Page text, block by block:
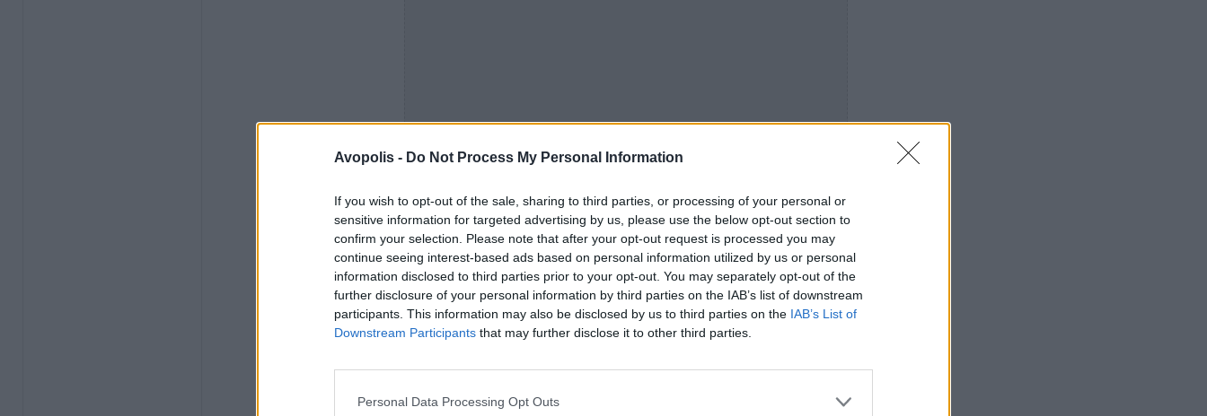
Avopolis - Do Not Process My Personal Information
If you wish to opt-out of the sale, sharing to third parties, or processing of your personal or
sensitive information for targeted advertising by us, please use the below opt-out section to
confirm your selection. Please note that after your opt-out request is processed you may
continue seeing interest-based ads based on personal information utilized by us or personal
information disclosed to third parties prior to your opt-out. You may separately opt-out of the
further disclosure of your personal information by third parties on the IAB’s list of downstream
participants. This information may also be disclosed by us to third parties on the IAB’s List of
Downstream Participants that may further disclose it to other third parties.
Personal Data Processing Opt Outs